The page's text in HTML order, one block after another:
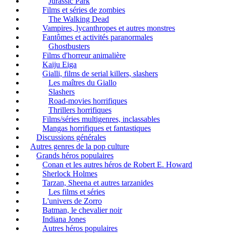
Films et séries de zombies
The Walking Dead
Vampires, lycanthropes et autres monstres
Fantômes et activités paranormales
Ghostbusters
Films d'horreur animalière
Kaiju Eiga
Gialli, films de serial killers, slashers
Les maîtres du Giallo
Slashers
Road-movies horrifiques
Thrillers horrifiques
Films/séries multigenres, inclassables
Mangas horrifiques et fantastiques
Discussions générales
Autres genres de la pop culture
Grands héros populaires
Conan et les autres héros de Robert E. Howard
Sherlock Holmes
Tarzan, Sheena et autres tarzanides
Les films et séries
L'univers de Zorro
Batman, le chevalier noir
Indiana Jones
Autres héros populaires